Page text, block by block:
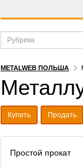
METALWEB ПОЛЬША
Купить Продать
Простой прокат